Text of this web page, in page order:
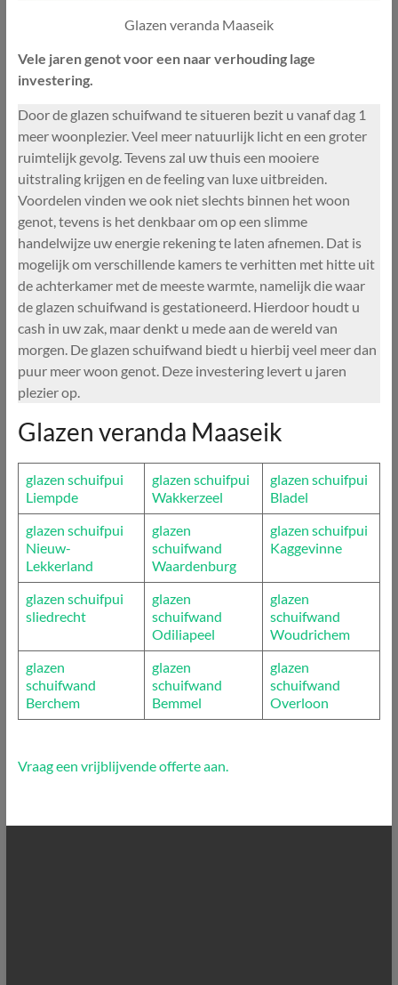
Glazen veranda Maaseik
Vele jaren genot voor een naar verhouding lage
investering.
Door de glazen schuifwand te situeren bezit u vanaf dag 1
meer woonplezier. Veel meer natuurlijk licht en een groter
ruimtelijk gevolg. Tevens zal uw thuis een mooiere
uitstraling krijgen en de feeling van luxe uitbreiden.
Voordelen vinden we ook niet slechts binnen het woon
genot, tevens is het denkbaar om op een slimme
handelwijze uw energie rekening te laten afnemen. Dat is
mogelijk om verschillende kamers te verhitten met hitte uit
de achterkamer met de meeste warmte, namelijk die waar
de glazen schuifwand is gestationeerd. Hierdoor houdt u
cash in uw zak, maar denkt u mede aan de wereld van
morgen. De glazen schuifwand biedt u hierbij veel meer dan
puur meer woon genot. Deze investering levert u jaren
plezier op.
Glazen veranda Maaseik
glazen schuifpui
Liempde
glazen schuifpui
Wakkerzeel
glazen schuifpui
Bladel
glazen schuifpui
Nieuw-
Lekkerland
glazen
schuifwand
Waardenburg
glazen schuifpui
Kaggevinne
glazen schuifpui
sliedrecht
glazen
schuifwand
Odiliapeel
glazen
schuifwand
Woudrichem
glazen
schuifwand
Berchem
glazen
schuifwand
Bemmel
glazen
schuifwand
Overloon
Vraag een vrijblijvende offerte aan.